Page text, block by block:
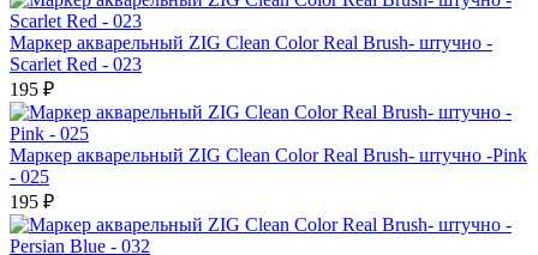
Маркер акварельный ZIG Clean Color Real Brush- штучно -
Scarlet Red - 023
195 ₽
Маркер акварельный ZIG Clean Color Real Brush- штучно -Pink
- 025
195 ₽